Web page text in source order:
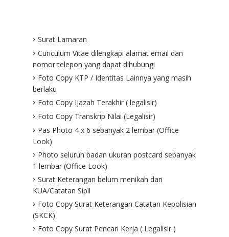
Surat Lamaran
Curiculum Vitae dilengkapi alamat email dan
nomor telepon yang dapat dihubungi
Foto Copy KTP / Identitas Lainnya yang masih
berlaku
Foto Copy Ijazah Terakhir ( legalisir)
Foto Copy Transkrip Nilai (Legalisir)
Pas Photo 4 x 6 sebanyak 2 lembar (Office
Look)
Photo seluruh badan ukuran postcard sebanyak
1 lembar (Office Look)
Surat Keterangan belum menikah dari
KUA/Catatan Sipil
Foto Copy Surat Keterangan Catatan Kepolisian
(SKCK)
Foto Copy Surat Pencari Kerja ( Legalisir )